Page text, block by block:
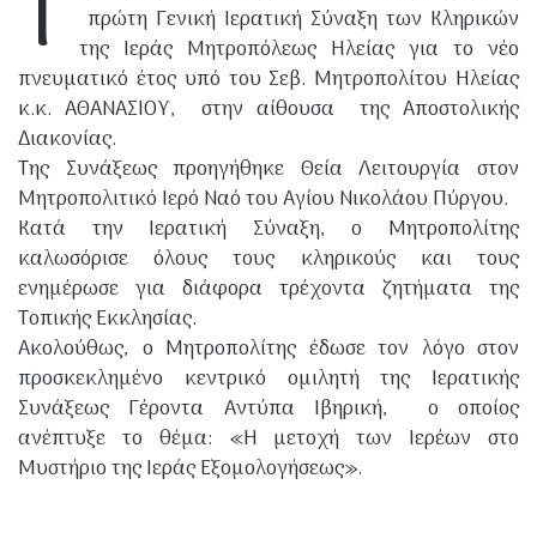
πρώτη Γενική Ιερατική Σύναξη των Κληρικών
της Ιεράς Μητροπόλεως Ηλείας για το νέο
πνευματικό έτος υπό του Σεβ. Μητροπολίτου Ηλείας
κ.κ. ΑΘΑΝΑΣΙΟΥ, στην αίθουσα της Αποστολικής
Διακονίας.
Της Συνάξεως προηγήθηκε Θεία Λειτουργία στον
Μητροπολιτικό Ιερό Ναό του Αγίου Νικολάου Πύργου.
Κατά την Ιερατική Σύναξη, ο Μητροπολίτης
καλωσόρισε όλους τους κληρικούς και τους
ενημέρωσε για διάφορα τρέχοντα ζητήματα της
Τοπικής Εκκλησίας.
Ακολούθως, ο Μητροπολίτης έδωσε τον λόγο στον
προσκεκλημένο κεντρικό ομιλητή της Ιερατικής
Συνάξεως Γέροντα Αντύπα Ιβηρική, ο οποίος
ανέπτυξε το θέμα: «Η μετοχή των Ιερέων στο
Μυστήριο της Ιεράς Εξομολογήσεως».